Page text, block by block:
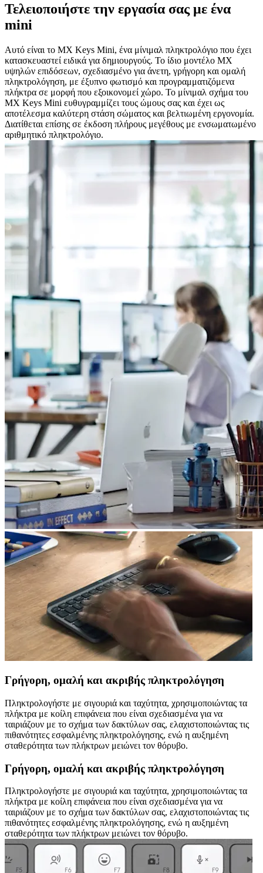
Τελειοποιήστε την εργασία σας με ένα
mini
Αυτό είναι το MX Keys Mini, ένα μίνιμαλ πληκτρολόγιο που έχει
κατασκευαστεί ειδικά για δημιουργούς. Το ίδιο μοντέλο MX
υψηλών επιδόσεων, σχεδιασμένο για άνετη, γρήγορη και ομαλή
πληκτρολόγηση, με έξυπνο φωτισμό και προγραμματιζόμενα
πλήκτρα σε μορφή που εξοικονομεί χώρο. Το μίνιμαλ σχήμα του
MX Keys Mini ευθυγραμμίζει τους ώμους σας και έχει ως
αποτέλεσμα καλύτερη στάση σώματος και βελτιωμένη εργονομία.
Διατίθεται επίσης σε έκδοση πλήρους μεγέθους με ενσωματωμένο
αριθμητικό πληκτρολόγιο.
Γρήγορη, ομαλή και ακριβής πληκτρολόγηση
Πληκτρολογήστε με σιγουριά και ταχύτητα, χρησιμοποιώντας τα
πλήκτρα με κοίλη επιφάνεια που είναι σχεδιασμένα για να
ταιριάζουν με το σχήμα των δακτύλων σας, ελαχιστοποιώντας τις
πιθανότητες εσφαλμένης πληκτρολόγησης, ενώ η αυξημένη
σταθερότητα των πλήκτρων μειώνει τον θόρυβο.
Γρήγορη, ομαλή και ακριβής πληκτρολόγηση
Πληκτρολογήστε με σιγουριά και ταχύτητα, χρησιμοποιώντας τα
πλήκτρα με κοίλη επιφάνεια που είναι σχεδιασμένα για να
ταιριάζουν με το σχήμα των δακτύλων σας, ελαχιστοποιώντας τις
πιθανότητες εσφαλμένης πληκτρολόγησης, ενώ η αυξημένη
σταθερότητα των πλήκτρων μειώνει τον θόρυβο.